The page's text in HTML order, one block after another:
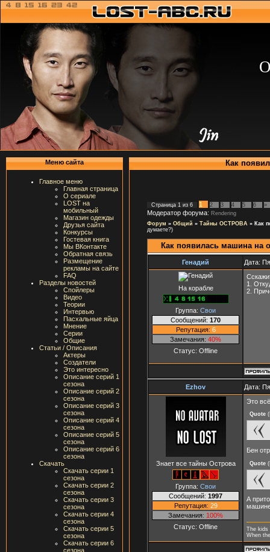
Меню сайта
Главное меню
Главная страница
О сериале
LOST на
мобильный
Магазин одежды
Друзья сайта
Конкурсы
Гостевая книга
Мы ВКонтакте
Обратная связь
Размещение
рекламы на сайте
FAQ
Разделы новостей
Спойлеры
Видео
Теории
Интервью
Пасхальные яйца
Мнение
Серии
Общие
Статьи / Описания
Актеры
Создатели
Это интересно
Описание серий 1
сезона
Описание серий 2
сезона
Описание серий 3
сезона
Описание серий 4
сезона
Описание серий 5
сезона
Описание серий 6
сезона
Скачать
Скачать серии 1
сезона
Скачать серии 2
сезона
Скачать серии 3
сезона
Скачать серии 4
сезона
Скачать серии 5
сезона
Скачать серии 6
сезона
Как
Страница 1 из 6 1 2 3 4 5 6 »
Модератор форума: Rendering
Форум » Общий » Тайны ОСТРОВА » Как
думаете?)
Как появилась машина на
Генадий Дата:
На корабле
Группа: Свои
Сообщений: 170
Репутация: 6
Замечания: 40%
Статус: Offline
1.
2.
Ezhov Дата:
Знает все тайны Острова
Группа: Свои
Сообщений: 1997
Репутация: 29
Замечания: 100%
Статус: Offline
Это
Quote (
Бен
Quote (
А
The kids
When